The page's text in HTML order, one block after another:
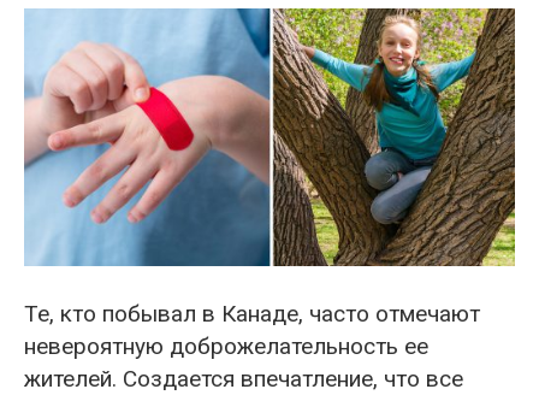
Те, кто побывал в Канаде, часто отмечают
невероятную доброжелательность ее
жителей. Создается впечатление, что все